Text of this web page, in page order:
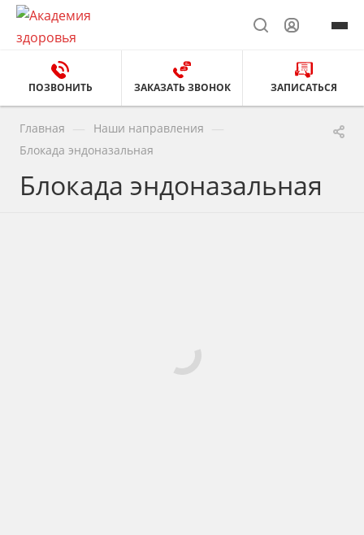
ПОЗВОНИТЬ ЗАКАЗАТЬ ЗВОНОК ЗАПИСАТЬСЯ
Главная Наши направления
Блокада эндоназальная
Блокада эндоназальная